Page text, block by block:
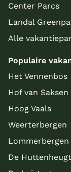
Center Parcs
Landal
Alle
Populaire
Het Vennenbos
Hof van Saksen
Hoog Vaals
Weerterbergen
Lommerbergen
De